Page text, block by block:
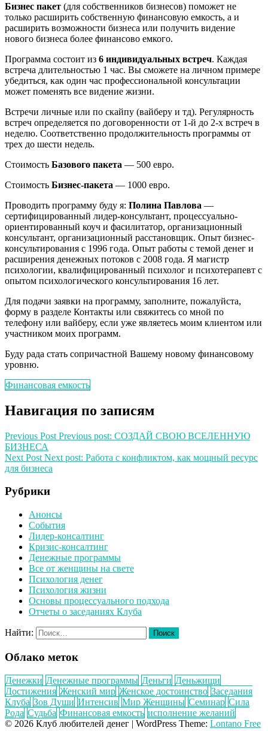
Бизнес пакет (для собственников бизнесов) поможет не
только расширить собственную финансовую емкость, а и
расширить возможности бизнеса или получить видение
нового бизнеса более финансово емкого.
Программа состоит из 6 индивидуальных встреч. Каждая
встреча длительностью 1 час. Вы сможете на личном примере
убедиться, как один час профессиональной консультации
может поменять все видение жизни.
Встречи личные или по скайпу (вайберу и тд). Регулярность
встреч определяется по договоренности от 1-й до 2-х встреч в
неделю. Соответственно продолжительность программы от
трех до шести недель.
Стоимость Базового пакета — 500 евро.
Стоимость Бизнес-пакета — 1000 евро.
Проводить программу буду я: Полина Павлова —
сертифицированный лидер-консультант, процессуально-
ориентированный коуч и фасилитатор, организационный
консультант, организационный расстановщик. Опыт бизнес-
консультирования с 1996 года. Опыт работы с темой денег и
расширения денежных потоков с 2008 года. Я магистр
психологии, квалифицированный психолог и психотерапевт с
опытом психологического консультирования 16 лет.
Для подачи заявки на программу, заполните, пожалуйста,
форму в разделе Контакты или свяжитесь со мной по
телефону или вайберу, если уже являетесь моим клиентом или
участником моих программ.
Буду рада стать сопричастной Вашему новому финансовому
уровню.
Финансовая емкость
Навигация по записям
Previous Post Previous post: СОЗДАЙ СВОЮ ВСЕЛЕННУЮ
БИЗНЕСА
Next Post Next post: Работа с конфликтом, как мощный ресурс
для бизнеса
Рубрики
Анонсы
События
Лидер-консалтинг
Кризис-консалтинг
Денежные программы
Все от женщины на свете
Психология денег
Психология жизни
Основы процессуального подхода
Отчеты о заседаниях Клуба
Найти:
Облако меток
Денежки Денежные программы Деньги Деньжищи
Достижения Женский мир Женское достоинство Заседания
Клуба Зов Души Интенсив Мир Женщины Семинар Сила
Рода Судьба Финансовая емкость исполнение желаний
© 2026 Клуб любителей денег | WordPress Theme: Lontano Free